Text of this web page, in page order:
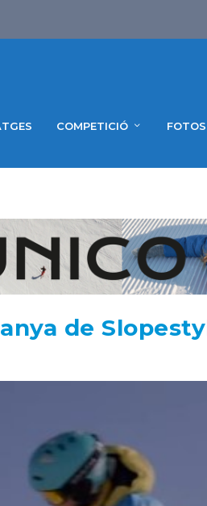
COMPETICIÓ
de